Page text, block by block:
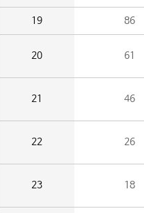
19 86
20 61
21 46
22 26
23 18